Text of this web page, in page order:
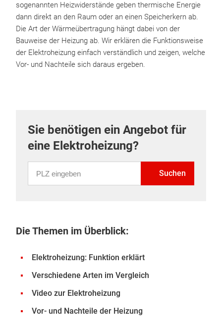
sogenannten Heizwiderstände geben thermische Energie
dann direkt an den Raum oder an einen Speicherkern ab.
Die Art der Wärmeübertragung hängt dabei von der
Bauweise der Heizung ab. Wir erklären die Funktionsweise
der Elektroheizung einfach verständlich und zeigen, welche
Vor- und Nachteile sich daraus ergeben.
Sie benötigen ein Angebot für
eine Elektroheizung?
Suchen
Die Themen im Überblick:
Elektroheizung: Funktion erklärt
Verschiedene Arten im Vergleich
Video zur Elektroheizung
Vor- und Nachteile der Heizung